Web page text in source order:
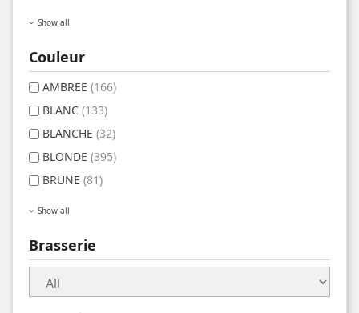
Show all
Couleur
AMBREE (166)
BLANC (133)
BLANCHE (32)
BLONDE (395)
BRUNE (81)
Show all
Brasserie